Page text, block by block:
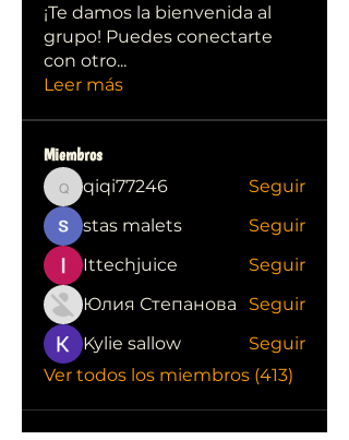
¡Te damos la bienvenida al
grupo! Puedes conectarte
con otro...
Leer más
Miembros
qiqi77246
qiqi77246
Seguir
stas malets
Seguir
Ittechjuice
Seguir
Юлия Степанова
Seguir
Kylie sallow
Seguir
Ver todos los miembros (413)